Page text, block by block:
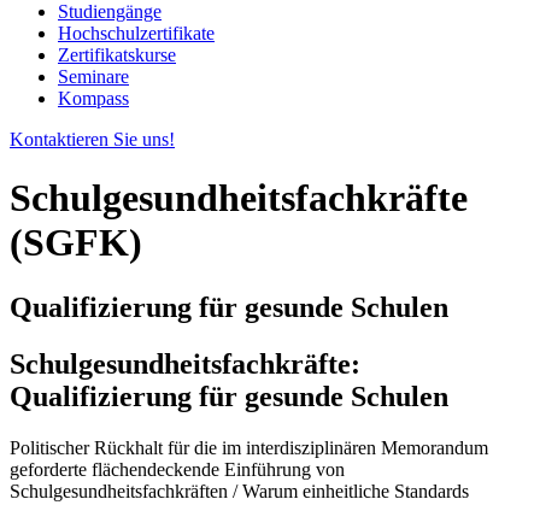
Studiengänge
Hochschulzertifikate
Zertifikatskurse
Seminare
Kompass
Kontaktieren Sie uns!
Schulgesundheitsfachkräfte
(SGFK)
Qualifizierung für gesunde Schulen
Schulgesundheitsfachkräfte:
Qualifizierung für gesunde Schulen
Politischer Rückhalt für die im interdisziplinären Memorandum
geforderte flächendeckende Einführung von
Schulgesundheitsfachkräften / Warum einheitliche Standards